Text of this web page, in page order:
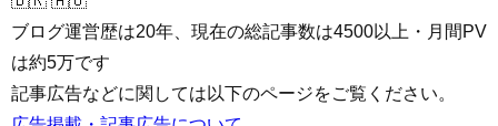
ブログ運営歴は20年、現在の総記事数は4500以上・月間PV
は約5万です
記事広告などに関しては以下のページをご覧ください。